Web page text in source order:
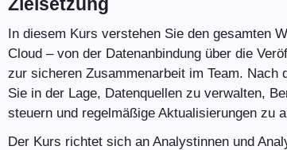
In diesem Kurs verstehen Sie den gesamten
Cloud – von der Datenanbindung über die
zur sicheren Zusammenarbeit im Team. Nach
Sie in der Lage, Datenquellen zu verwalten,
steuern und regelmäßige Aktualisierungen zu
Der Kurs richtet sich an Analystinnen und